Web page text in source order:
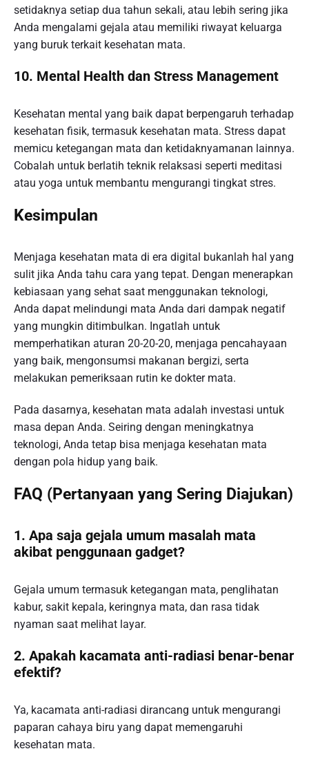
setidaknya setiap dua tahun sekali, atau lebih sering jika
Anda mengalami gejala atau memiliki riwayat keluarga
yang buruk terkait kesehatan mata.
10. Mental Health dan Stress Management
Kesehatan mental yang baik dapat berpengaruh terhadap
kesehatan fisik, termasuk kesehatan mata. Stress dapat
memicu ketegangan mata dan ketidaknyamanan lainnya.
Cobalah untuk berlatih teknik relaksasi seperti meditasi
atau yoga untuk membantu mengurangi tingkat stres.
Kesimpulan
Menjaga kesehatan mata di era digital bukanlah hal yang
sulit jika Anda tahu cara yang tepat. Dengan menerapkan
kebiasaan yang sehat saat menggunakan teknologi,
Anda dapat melindungi mata Anda dari dampak negatif
yang mungkin ditimbulkan. Ingatlah untuk
memperhatikan aturan 20-20-20, menjaga pencahayaan
yang baik, mengonsumsi makanan bergizi, serta
melakukan pemeriksaan rutin ke dokter mata.
Pada dasarnya, kesehatan mata adalah investasi untuk
masa depan Anda. Seiring dengan meningkatnya
teknologi, Anda tetap bisa menjaga kesehatan mata
dengan pola hidup yang baik.
FAQ (Pertanyaan yang Sering Diajukan)
1. Apa saja gejala umum masalah mata
akibat penggunaan gadget?
Gejala umum termasuk ketegangan mata, penglihatan
kabur, sakit kepala, keringnya mata, dan rasa tidak
nyaman saat melihat layar.
2. Apakah kacamata anti-radiasi benar-benar
efektif?
Ya, kacamata anti-radiasi dirancang untuk mengurangi
paparan cahaya biru yang dapat memengaruhi
kesehatan mata.